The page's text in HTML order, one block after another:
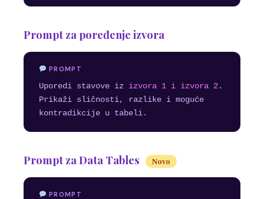
Prompt za poređenje izvora
PROMPT
Uporedi stavove iz izvora 1 i izvora 2.
Prikaži sličnosti, razlike i moguće
kontradikcije u tabeli.
Prompt za Data Tables Novo
PROMPT